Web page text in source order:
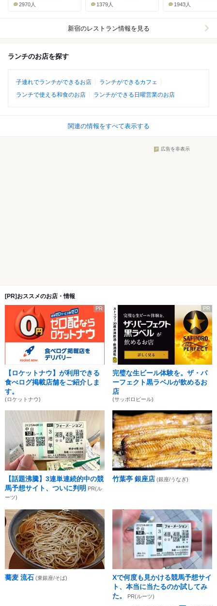
2970人 1379人 1943人
新宿のレストラン情報を見る
ランチのお店を探す
子連れでランチができるお店
ランチができるカフェ
ランチで使える和食のお店
ランチができる日曜営業のお店
関連の情報をすべて表示する
広告を非表示
[PR]おススメのお店・情報
PR
【ロケットナウ】が利用できる
食べログ掲載店舗をご紹介しま
す。
(ロケットナウ)
PR
完璧な生ビール体験を。ザ・パ
ーフェクト黒ラベルが飲めるお
店
(サッポロビール)
【話題沸騰】3連単連続的中の競
馬予想サイト、ついに判明 PR(ル
ーツ)
竹葉亭 銀座店 (銀座/うなぎ)
蕎麦 流石 (東銀座/そば)
Xで何度も見かける競馬予想サイ
ト、本当に当たるのか試してみ
た。
PR(ルーツ)